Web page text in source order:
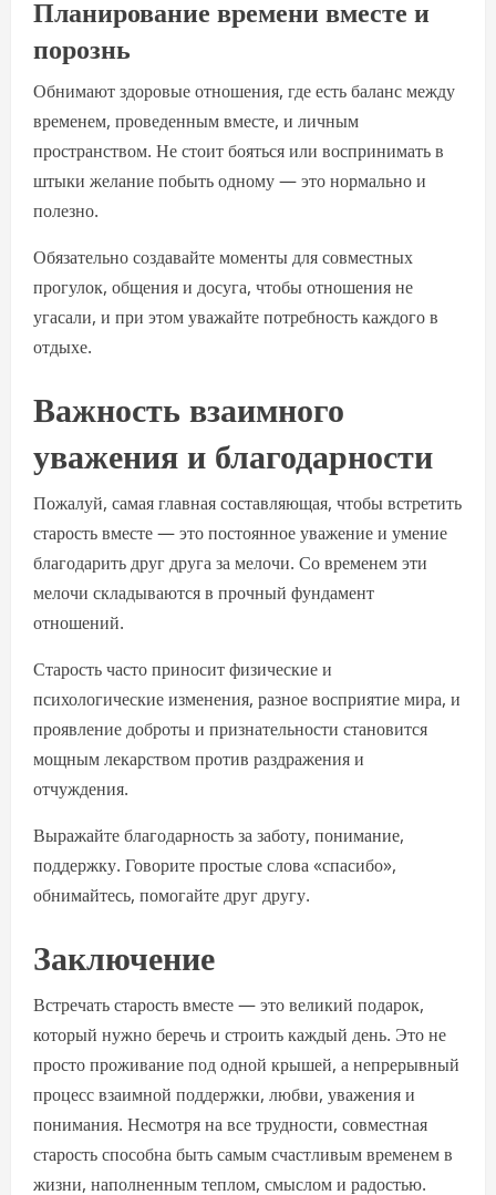
Планирование времени вместе и
порознь
Обнимают здоровые отношения, где есть баланс между
временем, проведенным вместе, и личным
пространством. Не стоит бояться или воспринимать в
штыки желание побыть одному — это нормально и
полезно.
Обязательно создавайте моменты для совместных
прогулок, общения и досуга, чтобы отношения не
угасали, и при этом уважайте потребность каждого в
отдыхе.
Важность взаимного
уважения и благодарности
Пожалуй, самая главная составляющая, чтобы встретить
старость вместе — это постоянное уважение и умение
благодарить друг друга за мелочи. Со временем эти
мелочи складываются в прочный фундамент
отношений.
Старость часто приносит физические и
психологические изменения, разное восприятие мира, и
проявление доброты и признательности становится
мощным лекарством против раздражения и
отчуждения.
Выражайте благодарность за заботу, понимание,
поддержку. Говорите простые слова «спасибо»,
обнимайтесь, помогайте друг другу.
Заключение
Встречать старость вместе — это великий подарок,
который нужно беречь и строить каждый день. Это не
просто проживание под одной крышей, а непрерывный
процесс взаимной поддержки, любви, уважения и
понимания. Несмотря на все трудности, совместная
старость способна быть самым счастливым временем в
жизни, наполненным теплом, смыслом и радостью.